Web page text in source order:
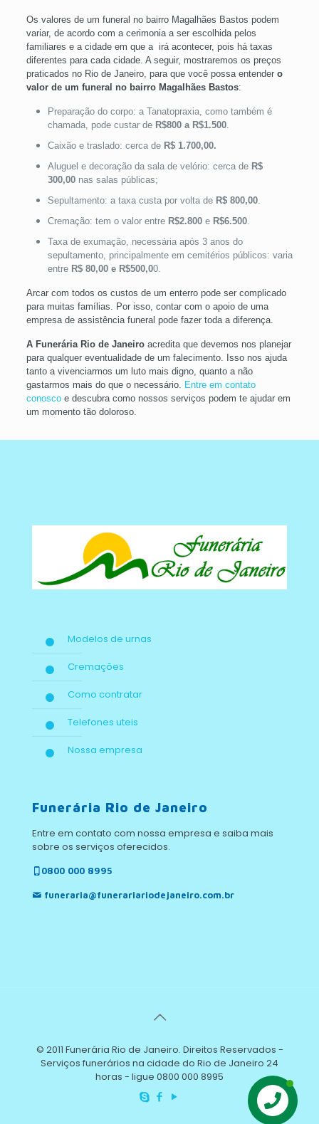
Os valores de um funeral no bairro Magalhães Bastos podem
variar, de acordo com a cerimonia a ser escolhida pelos
familiares e a cidade em que a irá acontecer, pois há taxas
diferentes para cada cidade. A seguir, mostraremos os preços
praticados no Rio de Janeiro, para que você possa entender o
valor de um funeral no bairro Magalhães Bastos:
Preparação do corpo: a Tanatopraxia, como também é
chamada, pode custar de R$800 a R$1.500.
Caixão e traslado: cerca de R$ 1.700,00.
Aluguel e decoração da sala de velório: cerca de R$
300,00nas salas públicas;
Sepultamento: a taxa custa por volta de R$ 800,00.
Cremação: tem o valor entre R$2.800e R$6.500.
Taxa de exumação, necessária após 3 anos do
sepultamento, principalmente em cemitérios públicos: varia
entre R$ 80,00 e R$500,00.
Arcar com todos os custos de um enterro pode ser complicado
para muitas famílias. Por isso, contar com o apoio de uma
empresa de assistência funeral pode fazer toda a diferença.
A Funerária Rio de Janeiroacredita que devemos nos planejar
para qualquer eventualidade de um falecimento. Isso nos ajuda
tanto a vivenciarmos um luto mais digno, quanto a não
gastarmos mais do que o necessário. Entre em contato
conoscoe descubra como nossos serviços podem te ajudar em
um momento tão doloroso.
Modelos de urnas
Cremações
Como contratar
Telefones uteis
Nossa empresa
Funerária Rio de Janeiro
Entre em contato com nossa empresa e saiba mais
sobre os serviços oferecidos.
0800 000 8995
funeraria@funerariariodejaneiro.com.br
© 2011 Funerária Rio de Janeiro. Direitos Reservados -
Serviços funerários na cidade do Rio de Janeiro 24
horas - ligue 0800 000 8995